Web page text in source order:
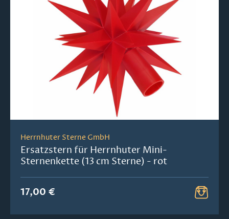
Herrnhuter Sterne GmbH
Ersatzstern für Herrnhuter Mini-
Sternenkette (13 cm Sterne) - rot
17,00 €